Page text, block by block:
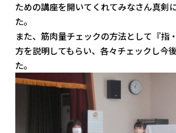
ための講座を開いてくれてみなさん真剣
た。
また、筋肉量チェックの方法として『指
方を説明してもらい、各々チェックし今
た。